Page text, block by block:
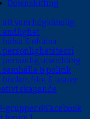
Downshifting
att vara högkänslig
andlighet
hälsa & ohälsa
personlighetsteori
personlig utveckling
samhälle & politik
böcker, film & teater
skapande
grupper @Facebook